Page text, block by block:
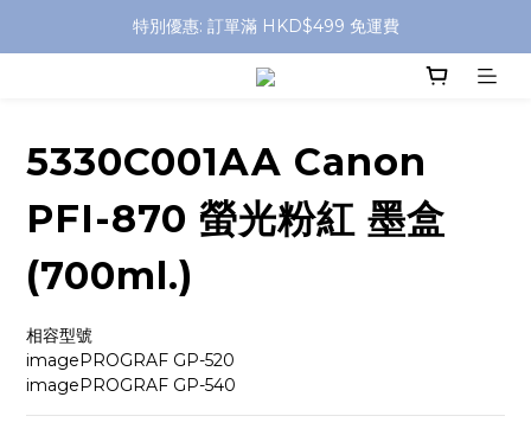
特別優惠: 訂單滿 HKD$499 免運費
特別優惠: 訂單滿 HKD$499 免運費
門店自取 任何消費免運費
5330C001AA Canon
PFI-870 螢光粉紅 墨盒
(700ml.)
相容型號
imagePROGRAF GP-520
imagePROGRAF GP-540